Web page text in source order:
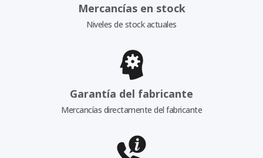
Mercancías en stock
Niveles de stock actuales
Garantía del fabricante
Mercancías directamente del fabricante